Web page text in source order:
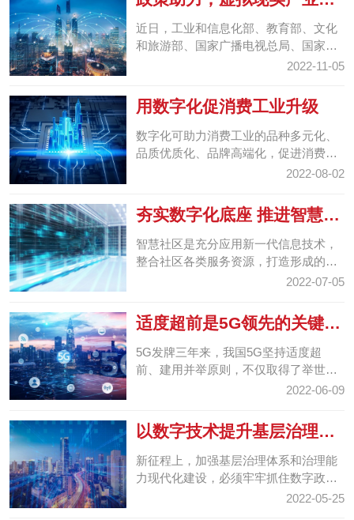
入融合应用窗口期
近日，工业和信息化部、教育部、文化
和旅游部、国家广播电视总局、国家体
育总局等五部门联合发布《虚拟现实与
2022-11-05
用数字化促消费工业升级
数字化可助力消费工业的品种多元化、
品质优质化、品牌高端化，促进消费工
业升级。对此，要通过多种政策手段，
2022-08-02
夯实数字化底座 推进智慧社
区建设
智慧社区是充分应用新一代信息技术，
整合社区各类服务资源，打造形成的智
能化管理与服务的社区新形态。2022-07-05
适度超前是5G领先的关键
更是未来发展的底气
5G发牌三年来，我国5G坚持适度超
前、建用并举原则，不仅取得了举世瞩
目的成就，而且成功地为我国信息通信
2022-06-09
以数字技术提升基层治理精
细化水平
新征程上，加强基层治理体系和治理能
力现代化建设，必须牢牢抓住数字政府
建设的机遇，全方位推动数字技术与基
2022-05-25